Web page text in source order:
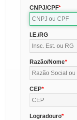
CNPJ/CPF
I.E./RG
Razão/Nome
CEP
Logradouro